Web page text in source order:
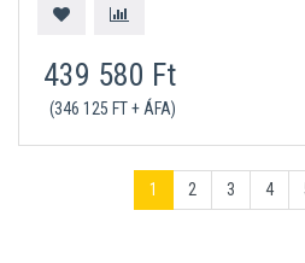
439 580 Ft
(346 125 FT + ÁFA)
1 2 3 4